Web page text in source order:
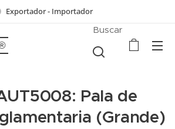
Exportador - Importador
Buscar
Pala de
(Grande)